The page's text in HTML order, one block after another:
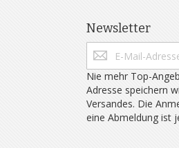
Newsletter
Nie mehr Top-
Adresse speichern
Versandes. Die
eine Abmeldung ist